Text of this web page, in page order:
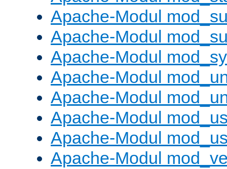
Apache-Modul
Apache-Modul
Apache-Modul
Apache-Modul
Apache-Modul
Apache-Modul
Apache-Modul
Apache-Modul